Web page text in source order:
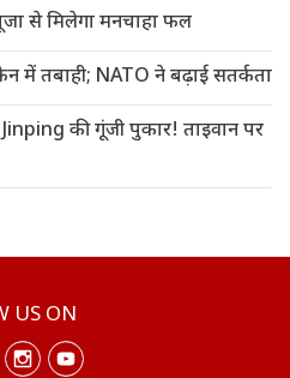
से मिलेगा मनचाहा फल
में तबाही; NATO ने बढ़ाई सतर्कता
की गूंजी पुकार! ताइवान पर
US ON